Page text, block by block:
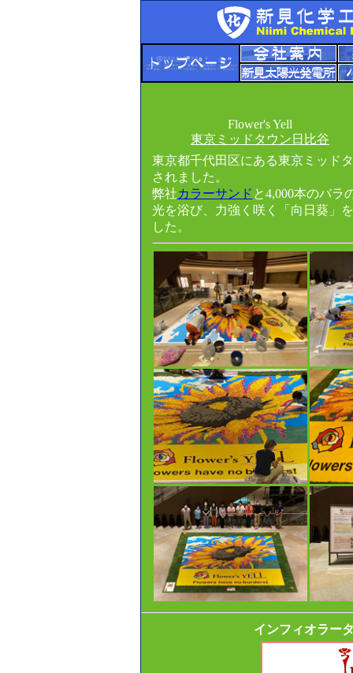
Flower's Yell
東京ミッドタウン日比谷
東京都千代田区にある東京ミッド
されました。
弊社カラーサンド と4,000本のバラ
光を浴び、力強く咲く「向日葵」
した。
インフィオラー